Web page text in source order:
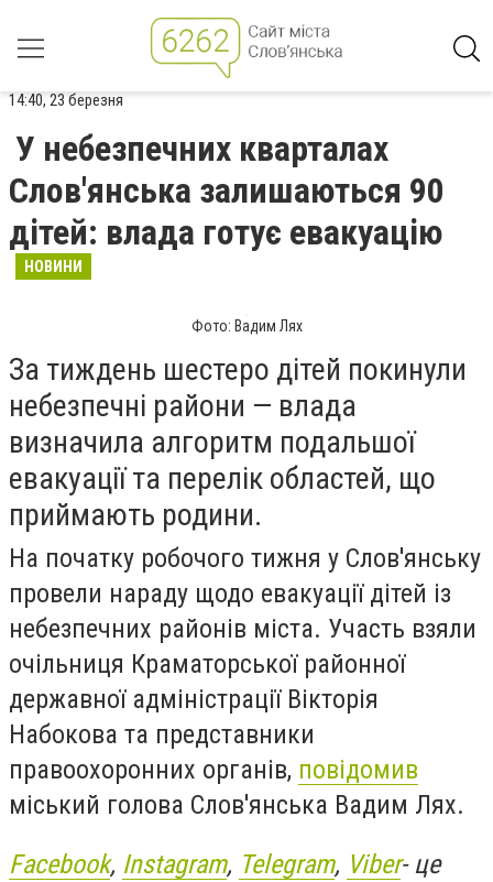
14:40, 23 березня
У небезпечних кварталах
Слов'янська залишаються 90
дітей: влада готує евакуацію
НОВИНИ
Фото: Вадим Лях
За тиждень шестеро дітей покинули
небезпечні райони — влада
визначила алгоритм подальшої
евакуації та перелік областей, що
приймають родини.
На початку робочого тижня у Слов'янську
провели нараду щодо евакуації дітей із
небезпечних районів міста. Участь взяли
очільниця Краматорської районної
державної адміністрації Вікторія
Набокова та представники
правоохоронних органів, повідомив
міський голова Слов'янська Вадим Лях.
Facebook, Instagram, Telegram, Viber- це